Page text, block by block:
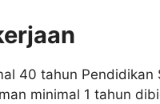
40 tahun Pendidikan
minimal 1 tahun